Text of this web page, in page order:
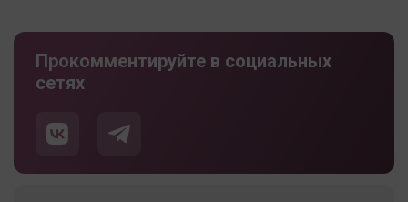
Прокомментируйте в социальных
сетях